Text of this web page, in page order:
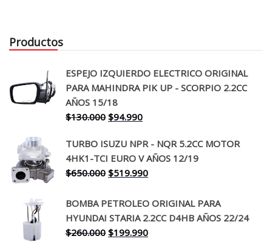
Productos
ESPEJO IZQUIERDO ELECTRICO ORIGINAL
PARA MAHINDRA PIK UP - SCORPIO 2.2CC
AÑOS 15/18
$130.000 El
original
era:
$130.000.
$94.990El
actual
es:
$94.990.
TURBO ISUZU NPR - NQR 5.2CC MOTOR
4HK1-TCI EURO V AÑOS 12/19
$650.000 El
original
era:
$650.000.
$519.990El
actual
es:
$519.990.
BOMBA PETROLEO ORIGINAL PARA
HYUNDAI STARIA 2.2CC D4HB AÑOS 22/24
$260.000 El
$199.990El